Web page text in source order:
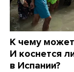
К чему может
И коснется
в Испании?